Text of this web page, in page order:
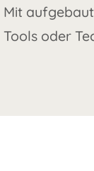
Mit
Tools oder